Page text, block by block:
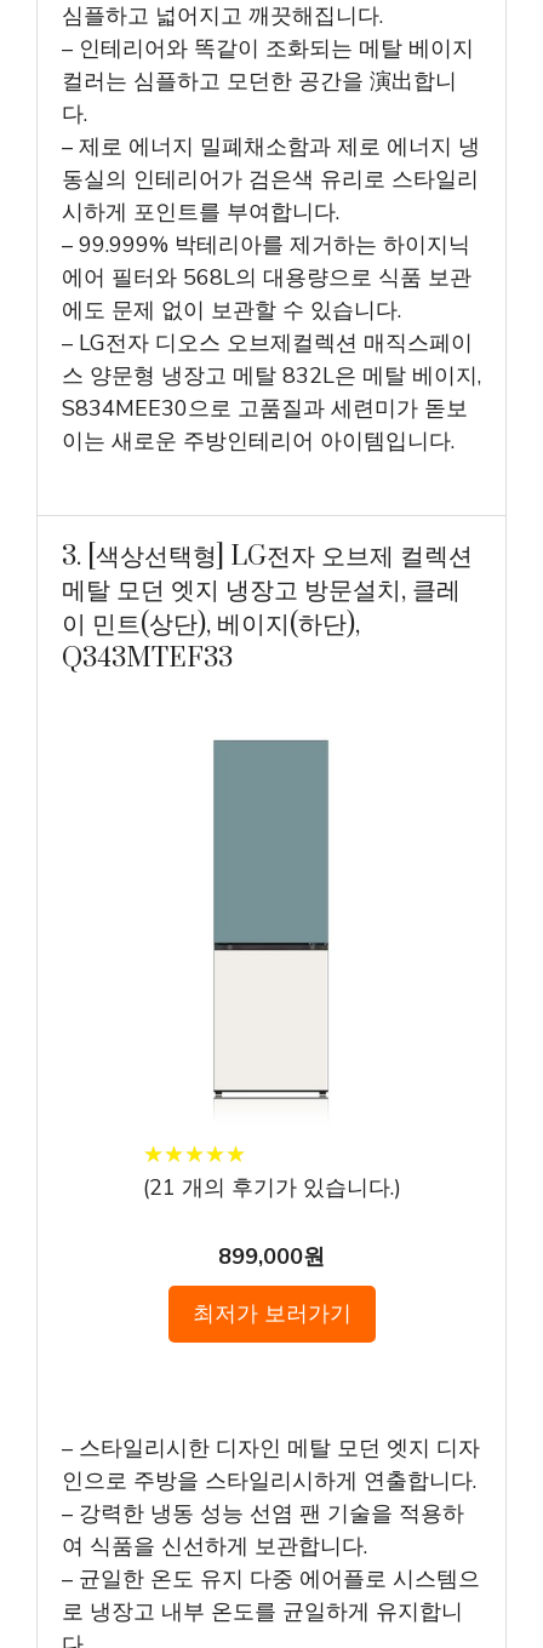
심플하고 넓어지고 깨끗해집니다.
– 인테리어와 똑같이 조화되는 메탈 베이지
컬러는 심플하고 모던한 공간을 演出합니
다.
– 제로 에너지 밀폐채소함과 제로 에너지 냉
동실의 인테리어가 검은색 유리로 스타일리
시하게 포인트를 부여합니다.
– 99.999% 박테리아를 제거하는 하이지닉
에어 필터와 568L의 대용량으로 식품 보관
에도 문제 없이 보관할 수 있습니다.
– LG전자 디오스 오브제컬렉션 매직스페이
스 양문형 냉장고 메탈 832L은 메탈 베이지,
S834MEE30으로 고품질과 세련미가 돋보
이는 새로운 주방인테리어 아이템입니다.
3. [색상선택형] LG전자 오브제 컬렉션
메탈 모던 엣지 냉장고 방문설치, 클레
이 민트(상단), 베이지(하단),
Q343MTEF33
★★★★★
★★★★★
(21 개의 후기가 있습니다.)
899,000원
최저가 보러가기
– 스타일리시한 디자인 메탈 모던 엣지 디자
인으로 주방을 스타일리시하게 연출합니다.
– 강력한 냉동 성능 선염 팬 기술을 적용하
여 식품을 신선하게 보관합니다.
– 균일한 온도 유지 다중 에어플로 시스템으
로 냉장고 내부 온도를 균일하게 유지합니